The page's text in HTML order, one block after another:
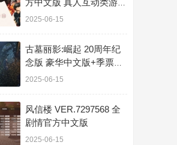
方中文版 真人互动类游戏
11G
2025-06-15
古墓丽影:崛起 20周年纪
念版 豪华中文版+季票
+劳拉的梦魇
2025-06-15
风信楼 VER.7297568 全
剧情官方中文版
2025-06-15